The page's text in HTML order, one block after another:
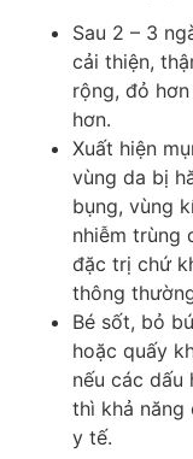
Sau 2 – 3
cải thiện,
rộng, đỏ
hơn.
Xuất hiện
vùng da bị
bụng, vùng
nhiễm trùng
đặc trị chứ
thông
Bé sốt, bỏ
hoặc quấy
nếu các dấu
thì khả năng
y tế.